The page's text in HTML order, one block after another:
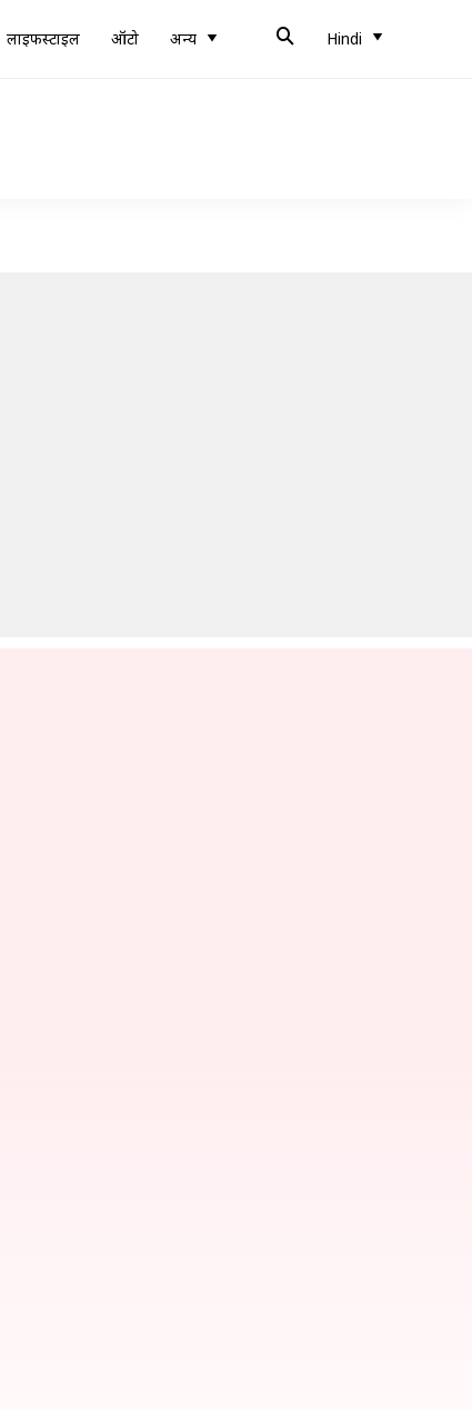
लाइफस्टाइल ऑटो अन्य Hindi